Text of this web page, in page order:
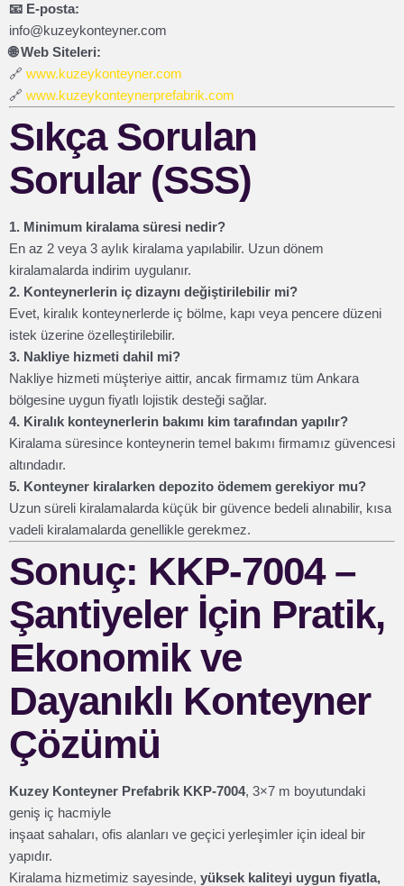
📧 E-posta:
info@kuzeykonteyner.com
🌐 Web Siteleri:
🔗 www.kuzeykonteyner.com
🔗 www.kuzeykonteynerprefabrik.com
Sıkça Sorulan
Sorular (SSS)
1. Minimum kiralama süresi nedir?
En az 2 veya 3 aylık kiralama yapılabilir. Uzun dönem
kiralamalarda indirim uygulanır.
2. Konteynerlerin iç dizaynı değiştirilebilir mi?
Evet, kiralık konteynerlerde iç bölme, kapı veya pencere düzeni
istek üzerine özelleştirilebilir.
3. Nakliye hizmeti dahil mi?
Nakliye hizmeti müşteriye aittir, ancak firmamız tüm Ankara
bölgesine uygun fiyatlı lojistik desteği sağlar.
4. Kiralık konteynerlerin bakımı kim tarafından yapılır?
Kiralama süresince konteynerin temel bakımı firmamız güvencesi
altındadır.
5. Konteyner kiralarken depozito ödemem gerekiyor mu?
Uzun süreli kiralamalarda küçük bir güvence bedeli alınabilir, kısa
vadeli kiralamalarda genellikle gerekmez.
Sonuç: KKP-7004 –
Şantiyeler İçin Pratik,
Ekonomik ve
Dayanıklı Konteyner
Çözümü
Kuzey Konteyner Prefabrik KKP-7004, 3×7 m boyutundaki
geniş iç hacmiyle
inşaat sahaları, ofis alanları ve geçici yerleşimler için ideal bir
yapıdır.
Kiralama hizmetimiz sayesinde, yüksek kaliteyi uygun fiyatla,